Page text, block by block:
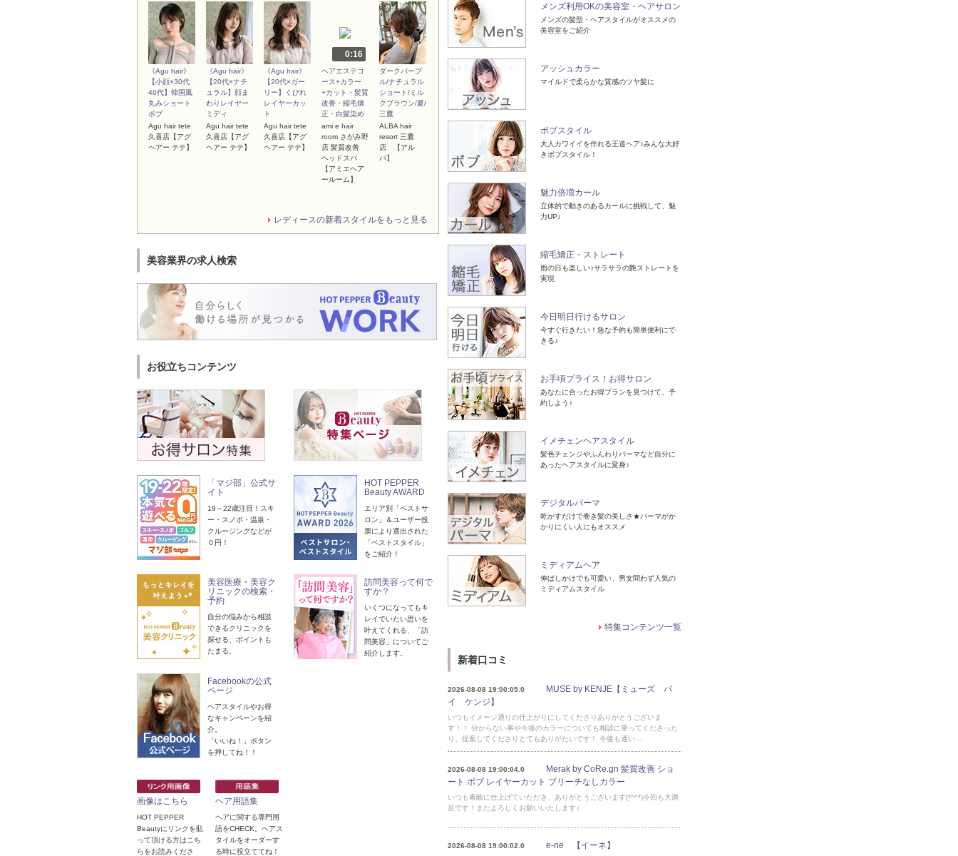
《Agu hair》
【小顔×30代
40代】韓国風
丸みショート
ボブ
Agu hair tete
久喜店【アグ
ヘアー テテ】
《Agu hair》
【20代×ナチ
ュラル】顔ま
わりレイヤー
ミディ
Agu hair tete
久喜店【アグ
ヘアー テテ】
《Agu hair》
【20代×ガー
リー】くびれ
レイヤーカッ
ト
Agu hair tete
久喜店【アグ
ヘアー テテ】
0:16
ヘアエステコ
ース+カラー
+カット・髪質
改善・縮毛矯
正・白髪染め
ami e hair
room さがみ野
店 髪質改善
ヘッドスパ
【アミエヘア
ールーム】
ダークパープ
ル/ナチュラル
ショート/ミル
クブラウン/夏/
三鷹
ALBA hair
resort 三鷹
店 【アル
バ】
レディースの新着スタイルをもっと見る
美容業界の求人検索
お役立ちコンテンツ
「マジ部」公式サ
イト
19～22歳注目！スキ
ー・スノボ・温泉・
クルージングなどが
０円！
HOT PEPPER
Beauty AWARD
エリア別「ベストサ
ロン」＆ユーザー投
票により選出された
「ベストスタイル」
をご紹介！
美容医療・美容ク
リニックの検索・
予約
自分の悩みから相談
できるクリニックを
探せる、ポイントも
たまる。
訪問美容って何で
すか？
いくつになってもキ
レイでいたい思いを
叶えてくれる、「訪
問美容」についてご
紹介します。
Facebookの公式
ページ
ヘアスタイルやお得
なキャンペーンを紹
介。
「いいね！」ボタン
を押してね！！
画像はこちら
HOT PEPPER
Beautyにリンクを貼
って頂ける方はこち
らをお読みくださ
ヘア用語集
ヘアに関する専門用
語をCHECK。ヘアス
タイルをオーダーす
る時に役立ててね！
メンズ利用OKの美容室・ヘアサロン
メンズの髪型・ヘアスタイルがオススメの
美容室をご紹介
アッシュカラー
マイルドで柔らかな質感のツヤ髪に
ボブスタイル
大人カワイイを作れる王道ヘア♪みんな大好
きボブスタイル！
魅力倍増カール
立体的で動きのあるカールに挑戦して、魅
力UP♪
縮毛矯正・ストレート
雨の日も楽しい♪サラサラの艶ストレートを
実現
今日明日行けるサロン
今すぐ行きたい！急な予約も簡単便利にで
きる♪
お手頃プライス！お得サロン
あなたに合ったお得プランを見つけて、予
約しよう♪
イメチェンヘアスタイル
髪色チェンジやふんわりパーマなど自分に
あったヘアスタイルに変身♪
デジタルパーマ
乾かすだけで巻き髪の美しさ★パーマがか
かりにくい人にもオススメ
ミディアムヘア
伸ばしかけでも可愛い、男女問わず人気の
ミディアムスタイル
特集コンテンツ一覧
新着口コミ
2026-08-08 19:00:05.0
MUSE by KENJE【ミューズ バ
イ ケンジ】
いつもイメージ通りの仕上がりにしてくださりありがとうございま
す！！ 分からない事や今後のカラーについても相談に乗ってくださった
り、提案してくださりとてもありがたいです！ 今後も通い…
2026-08-08 19:00:04.0
Merak by CoRe.gn 髪質改善 ショ
ート ボブ レイヤーカット ブリーチなしカラー
いつも素敵に仕上げていただき、ありがとうございます(*^^*)今回も大満
足です！またよろしくお願いいたします♪
2026-08-08 19:00:02.0 e-ne 【イーネ】